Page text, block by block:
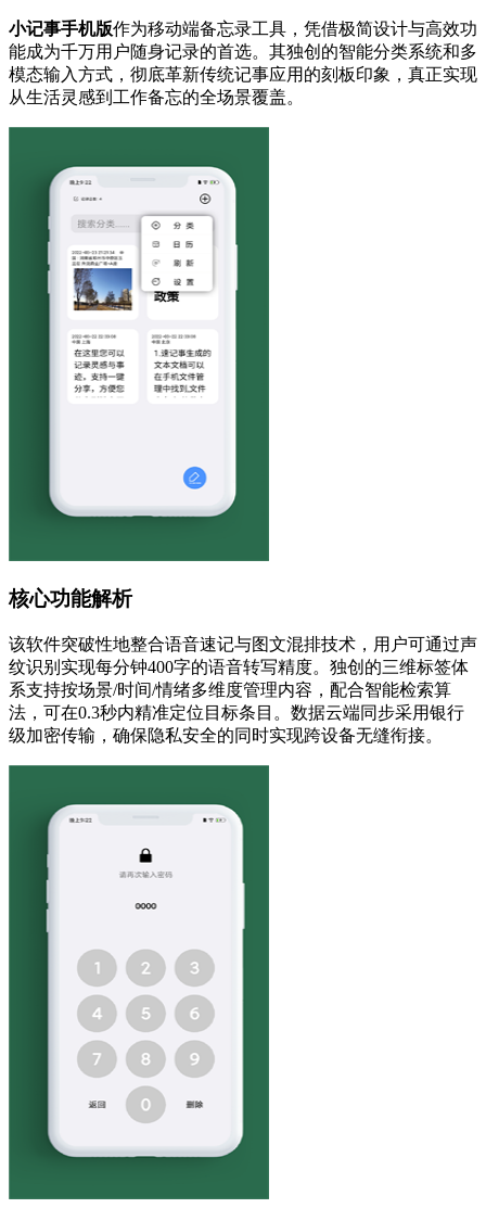
小记事手机版作为移动端备忘录工具，凭借极简设计与高效功
能成为千万用户随身记录的首选。其独创的智能分类系统和多
模态输入方式，彻底革新传统记事应用的刻板印象，真正实现
从生活灵感到工作备忘的全场景覆盖。
核心功能解析
该软件突破性地整合语音速记与图文混排技术，用户可通过声
纹识别实现每分钟400字的语音转写精度。独创的三维标签体
系支持按场景/时间/情绪多维度管理内容，配合智能检索算
法，可在0.3秒内精准定位目标条目。数据云端同步采用银行
级加密传输，确保隐私安全的同时实现跨设备无缝衔接。